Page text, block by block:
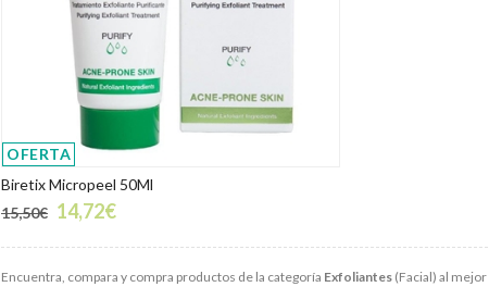
Encuentra, compara y compra productos de la categoría Exfoliantes (Facial) al
OFERTA
Biretix Micropeel 50Ml
15,50€ 14,72€